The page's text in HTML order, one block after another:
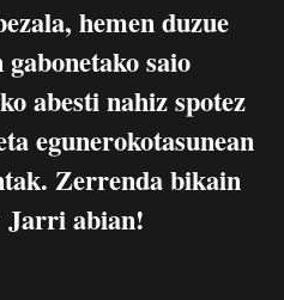
hemen duzue
saio
abesti nahiz spotez
egunerokotasunean
Zerrenda bikain
Jarri abian!